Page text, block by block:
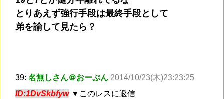
とりあえず強行手段は最終手段として
弟を諭して見たら？
39: 名無しさん＠おーぷん 2014/10/23(木)23:23:25
ID:1DvSkbfyw ▼このレスに返信